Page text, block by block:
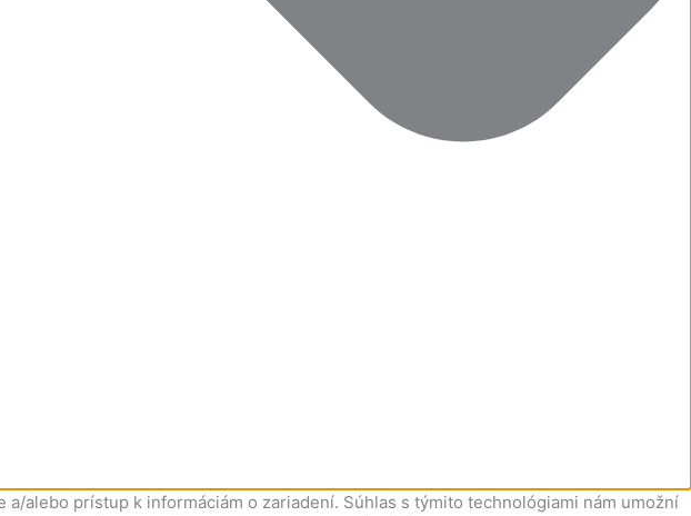
alebo prístup k informáciám o zariadení. Súhlas s týmito technológiami nám umožní